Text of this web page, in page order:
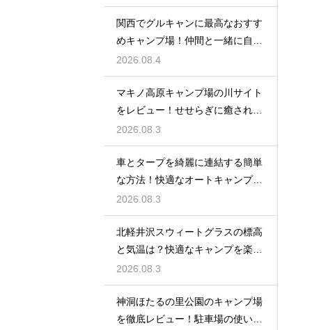
関西でグルキャンに最高なおすす
めキャンプ場！仲間と一緒に自然
を満喫する
2026.08.4
マキノ高原キャンプ場の川サイト
をレビュー！せせらぎに癒される
極上の空間
2026.08.3
車とタープを綺麗に連結する簡単
な方法！快適なオートキャンプ空
間の作り方
2026.08.3
北軽井沢スウィートグラスの標高
と気温は？快適なキャンプを楽し
む服装術
2026.08.3
神洞ほたるの里公園のキャンプ場
を徹底レビュー！駐車場の使い勝